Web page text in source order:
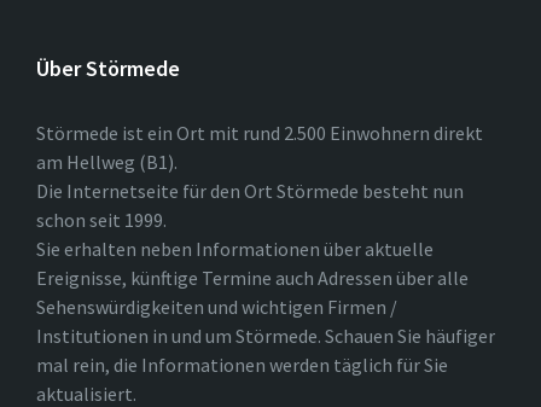
Über Störmede
Störmede ist ein Ort mit rund 2.500 Einwohnern direkt
am Hellweg (B1).
Die Internetseite für den Ort Störmede besteht nun
schon seit 1999.
Sie erhalten neben Informationen über aktuelle
Ereignisse, künftige Termine auch Adressen über alle
Sehenswürdigkeiten und wichtigen Firmen /
Institutionen in und um Störmede. Schauen Sie häufiger
mal rein, die Informationen werden täglich für Sie
aktualisiert.